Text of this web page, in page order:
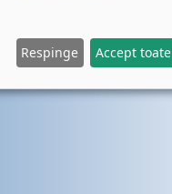
Respinge Accept toate